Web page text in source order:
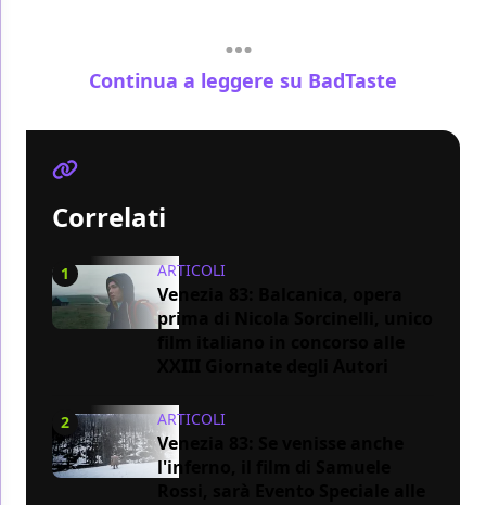
Continua a leggere su BadTaste
Correlati
1 ARTICOLI
Venezia 83: Balcanica, opera
prima di Nicola Sorcinelli, unico
2 ARTICOLI
Venezia 83: Se venisse anche
l'inferno, il film di Samuele